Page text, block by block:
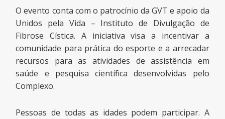
O evento conta com o patrocínio da GVT e apoio da
Unidos pela Vida – Instituto de Divulgação de
Fibrose Cística. A iniciativa visa a incentivar a
comunidade para prática do esporte e a arrecadar
recursos para as atividades de assistência em
saúde e pesquisa científica desenvolvidas pelo
Complexo.
Pessoas de todas as idades podem participar. A